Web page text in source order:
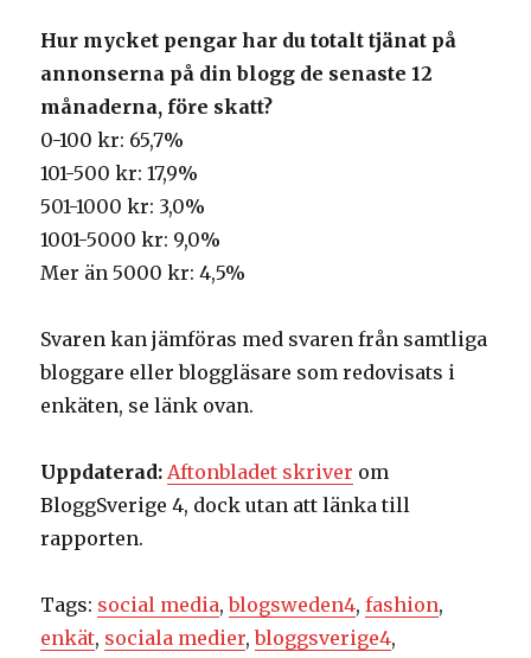
Hur mycket pengar har du totalt tjänat på
annonserna på din blogg de senaste 12
månaderna, före skatt?
0-100 kr: 65,7%
101-500 kr: 17,9%
501-1000 kr: 3,0%
1001-5000 kr: 9,0%
Mer än 5000 kr: 4,5%
Svaren kan jämföras med svaren från samtliga
bloggare eller bloggläsare som redovisats i
enkäten, se länk ovan.
Uppdaterad: Aftonbladet skriver om
BloggSverige 4, dock utan att länka till
rapporten.
Tags: social media,blogsweden4,fashion,
enkät, sociala medier,bloggsverige4,